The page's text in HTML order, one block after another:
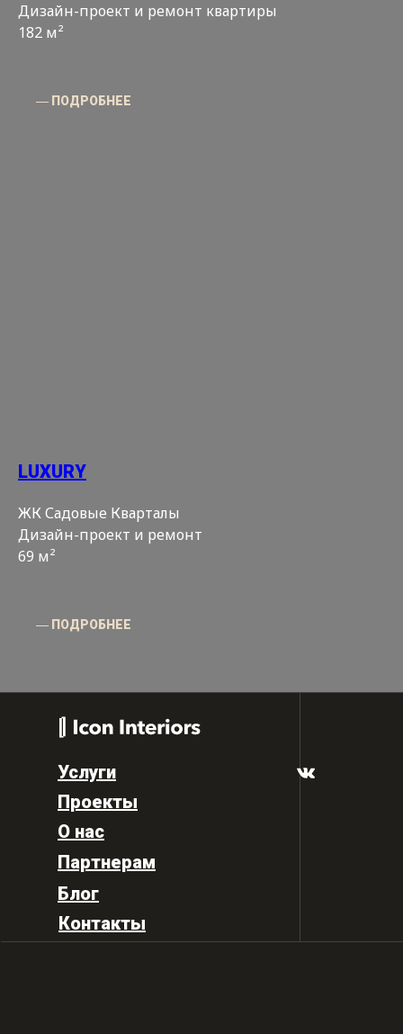
Дизайн-проект и ремонт квартиры
182 м²
― ПОДРОБНЕЕ
LUXURY
ЖК Садовые Кварталы
Дизайн-проект и ремонт
69 м²
― ПОДРОБНЕЕ
Услуги
Проекты
О нас
Партнерам
Контакты
Блог